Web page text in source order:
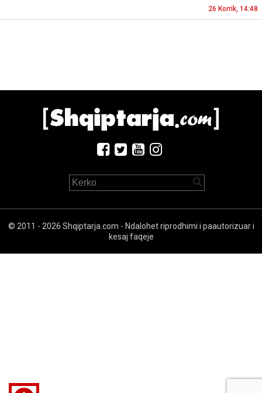
26 Korrik, 14:48
© 2011 - 2026 Shqiptarja.com - Ndalohet riprodhimi i paautorizuar i
kesaj faqeje